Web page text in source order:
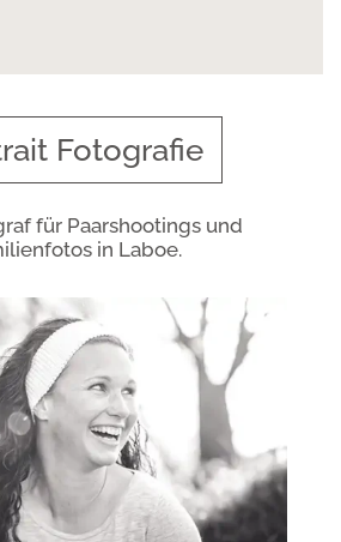
Fotografie
für Paarshootings und
in Laboe.